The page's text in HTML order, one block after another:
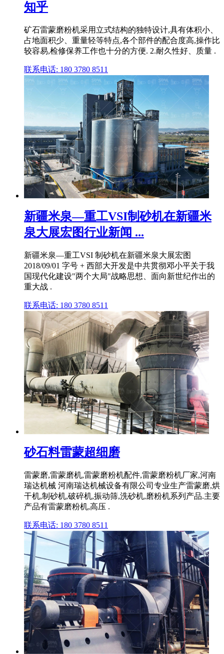
知乎
矿石雷蒙磨粉机采用立式结构的独特设计,具有体积小、
占地面积少、重量轻等特点,各个部件的配合度高,操作比
较容易,检修保养工作也十分的方便. 2.耐久性好、质量 .
联系电话: 180 3780 8511
新疆米泉—重工VSI制砂机在新疆米
泉大展宏图行业新闻 ...
新疆米泉—重工VSI 制砂机在新疆米泉大展宏图
2018/09/01 字号 + 西部大开发是中共贯彻邓小平关于我
国现代化建设"两个大局"战略思想、面向新世纪作出的
重大战 .
联系电话: 180 3780 8511
砂石料雷蒙超细磨
雷蒙磨,雷蒙磨机,雷蒙磨粉机配件,雷蒙磨粉机厂家,河南
瑞达机械 河南瑞达机械设备有限公司专业生产雷蒙磨,烘
干机,制砂机,破碎机,振动筛,洗砂机,磨粉机系列产品.主要
产品有雷蒙磨粉机,高压 .
联系电话: 180 3780 8511